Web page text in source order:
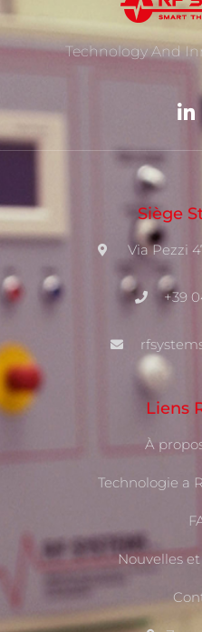
Technology And
Siège
Via Pezzi
+39
Liens
À
Technologie a
Nouvelles